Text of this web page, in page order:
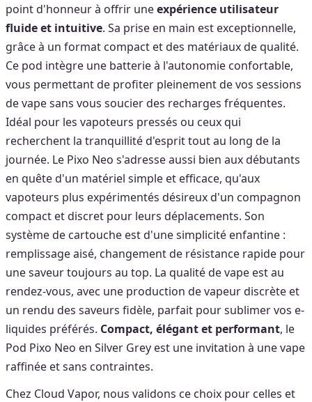
point d'honneur à offrir uneexpérience utilisateur
fluide et intuitive. Sa prise en main est exceptionnelle,
grâce à un format compact et des matériaux de qualité.
Ce pod intègre une batterie à l'autonomie confortable,
vous permettant de profiter pleinement de vos sessions
de vape sans vous soucier des recharges fréquentes.
Idéal pour les vapoteurs pressés ou ceux qui
recherchent la tranquillité d'esprit tout au long de la
journée. Le Pixo Neo s'adresse aussi bien aux débutants
en quête d'un matériel simple et efficace, qu'aux
vapoteurs plus expérimentés désireux d'un compagnon
compact et discret pour leurs déplacements. Son
système de cartouche est d'une simplicité enfantine :
remplissage aisé, changement de résistance rapide pour
une saveur toujours au top. La qualité de vape est au
rendez-vous, avec une production de vapeur discrète et
un rendu des saveurs fidèle, parfait pour sublimer vos e-
liquides préférés. Compact, élégant et performant, le
Pod Pixo Neo en Silver Grey est une invitation à une vape
raffinée et sans contraintes.
Chez Cloud Vapor, nous validons ce choix pour celles et